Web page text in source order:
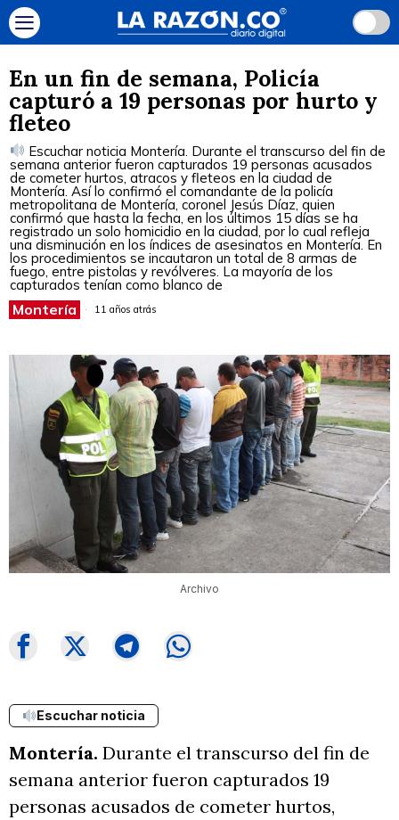
En un fin de semana, Policía
capturó a 19 personas por hurto y
fleteo
Escuchar noticia Montería. Durante el transcurso del fin de
semana anterior fueron capturados 19 personas acusados
de cometer hurtos, atracos y fleteos en la ciudad de
Montería. Así lo confirmó el comandante de la policía
metropolitana de Montería, coronel Jesús Díaz, quien
confirmó que hasta la fecha, en los últimos 15 días se ha
registrado un solo homicidio en la ciudad, por lo cual refleja
una disminución en los índices de asesinatos en Montería. En
los procedimientos se incautaron un total de 8 armas de
fuego, entre pistolas y revólveres. La mayoría de los
capturados tenían como blanco de
Montería 11 años atrás
Archivo
Escuchar noticia
Montería. Durante el transcurso del fin de
semana anterior fueron capturados 19
personas acusados de cometer hurtos,